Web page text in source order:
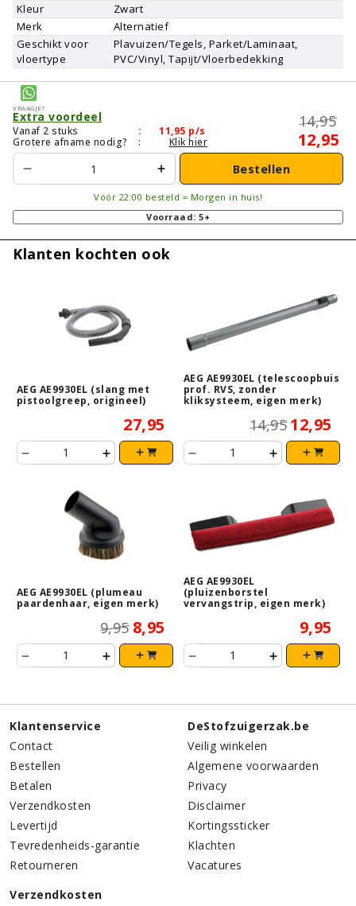
Kleur
Zwart
Merk
Alternatief
Geschikt voor
vloertype
Plavuizen/Tegels, Parket/Laminaat,
PVC/Vinyl, Tapijt/Vloerbedekking
Vraagje?
Extra voordeel
Vanaf 2 stuks : 11,95 p/s
Grotere afname nodig?
: Klik hier
14,95
12,95
Bestellen
Vóór 22:00 besteld = Morgen in huis!
Voorraad: 5+
Klanten kochten ook
AEG AE9930EL (slang met
pistoolgreep, origineel)
27,95
AEG AE9930EL (telescoopbuis
prof. RVS, zonder
kliksysteem, eigen merk)
14,95 12,95
AEG AE9930EL (plumeau
paardenhaar, eigen merk)
9,95 8,95
AEG AE9930EL
(pluizenborstel
vervangstrip, eigen merk)
9,95
Klantenservice
Contact
Bestellen
Betalen
Verzendkosten
Levertijd
Tevredenheids-garantie
Retourneren
DeStofzuigerzak.be
Veilig winkelen
Algemene voorwaarden
Privacy
Disclaimer
Kortingssticker
Klachten
Vacatures
Verzendkosten